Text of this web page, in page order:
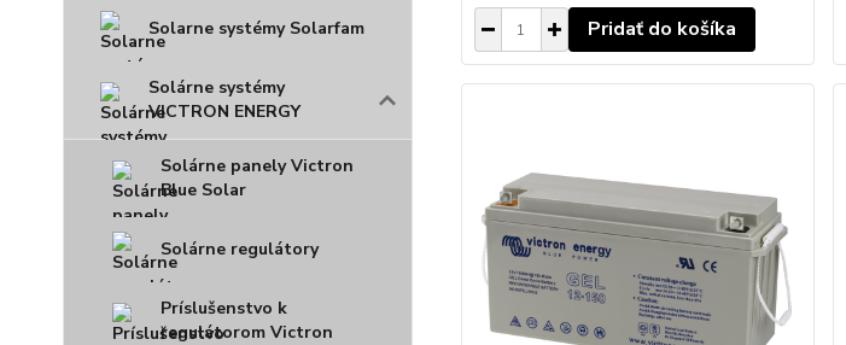
Solarne systémy Solarfam
Solárne systémy
VICTRON ENERGY
Solárne panely Victron
Blue Solar
Solárne regulátory
Príslušenstvo k
regulátorom Victron
Pridať do košíka